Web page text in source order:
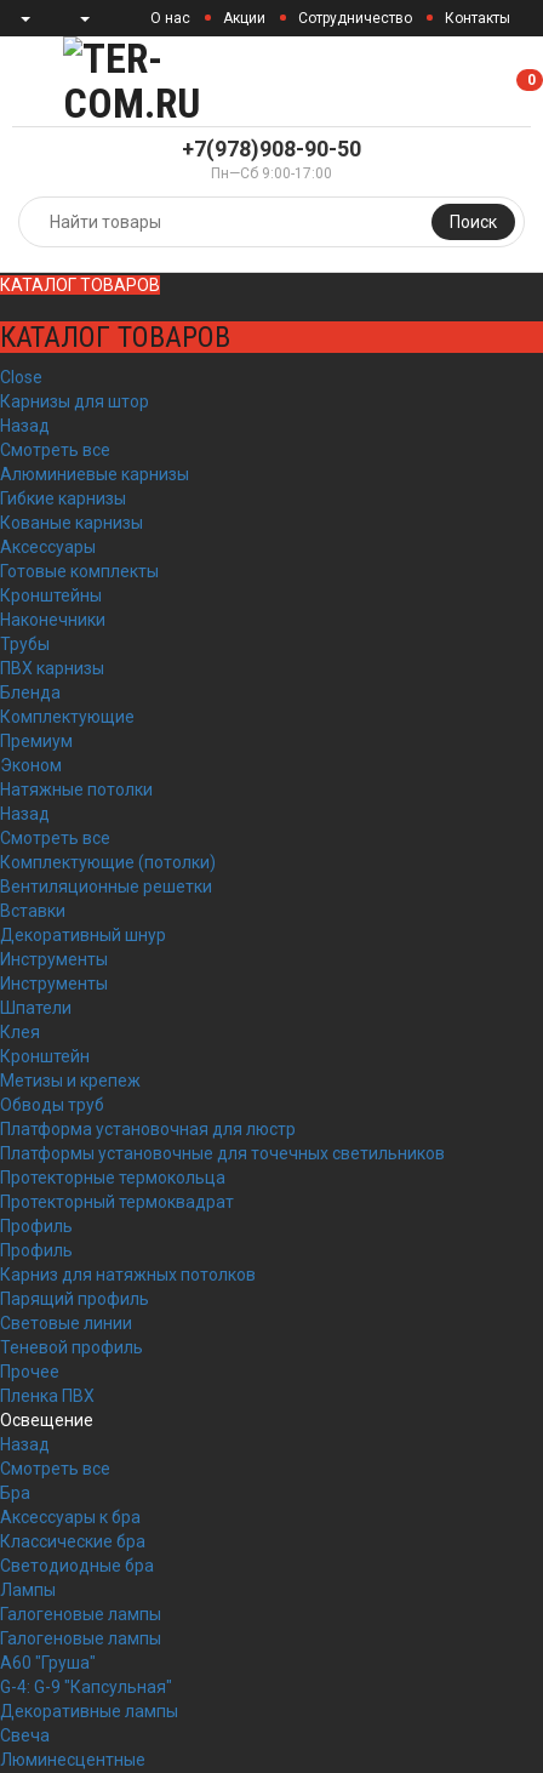
О нас Акции Сотрудничество Контакты
+7(978)908-90-50
Пн—Сб 9:00-17:00
Поиск
00
КАТАЛОГ ТОВАРОВ
КАТАЛОГ ТОВАРОВ
Close
Карнизы для штор
Назад
Смотреть все
Алюминиевые карнизы
Гибкие карнизы
Кованые карнизы
Аксессуары
Готовые комплекты
Кронштейны
Наконечники
Трубы
ПВХ карнизы
Бленда
Комплектующие
Премиум
Эконом
Натяжные потолки
Назад
Смотреть все
Комплектующие (потолки)
Вентиляционные решетки
Вставки
Декоративный шнур
Инструменты
Инструменты
Шпатели
Клея
Кронштейн
Метизы и крепеж
Обводы труб
Платформа установочная для люстр
Платформы установочные для точечных светильников
Протекторные термокольца
Протекторный термоквадрат
Профиль
Профиль
Карниз для натяжных потолков
Парящий профиль
Световые линии
Теневой профиль
Прочее
Пленка ПВХ
Освещение
Назад
Смотреть все
Бра
Аксессуары к бра
Классические бра
Светодиодные бра
Лампы
Галогеновые лампы
Галогеновые лампы
A60 "Груша"
G-4: G-9 "Капсульная"
Декоративные лампы
Свеча
Люминесцентные